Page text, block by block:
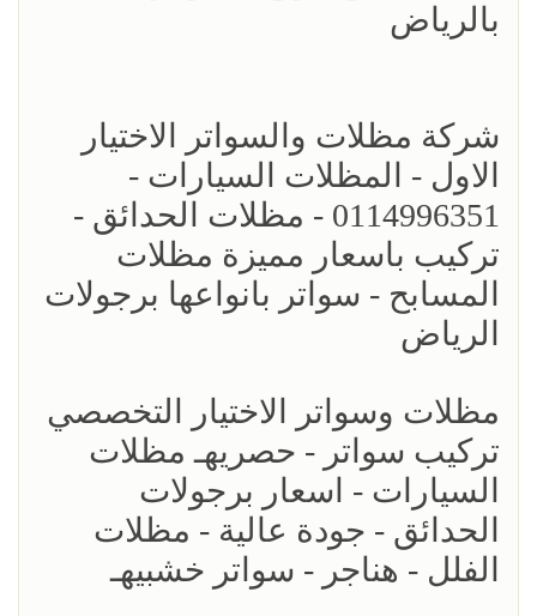
بالرياض
شركة مظلات والسواتر الاختيار
الاول - المظلات السيارات -
0114996351 - مظلات الحدائق -
تركيب باسعار مميزة مظلات
المسابح - سواتر بانواعها برجولات
الرياض
مظلات وسواتر الاختيار التخصصي
تركيب سواتر - حصريهـ مظلات
السيارات - اسعار برجولات
الحدائق - جودة عالية - مظلات
الفلل - هناجر - سواتر خشبيهـ